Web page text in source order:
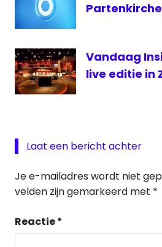
Vandaag
live editie in
Laat een bericht achter
Je e-mailadres wordt niet
velden zijn gemarkeerd met *
Reactie*